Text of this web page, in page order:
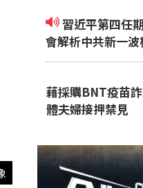
習近平第四任期穩了？從五中全
會解析中共新一
藉採購BNT疫苗
體夫婦接押禁見